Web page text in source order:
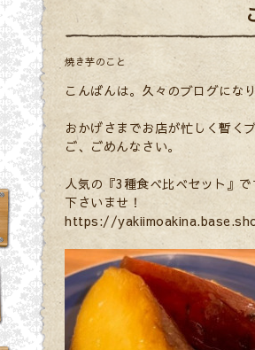
焼き芋のこと
こんばんは。久々のブログにな
おかげさまでお店が忙しく暫く
ご、ごめんなさい。
人気の『3種食べ比べセット』
下さいませ！
https://